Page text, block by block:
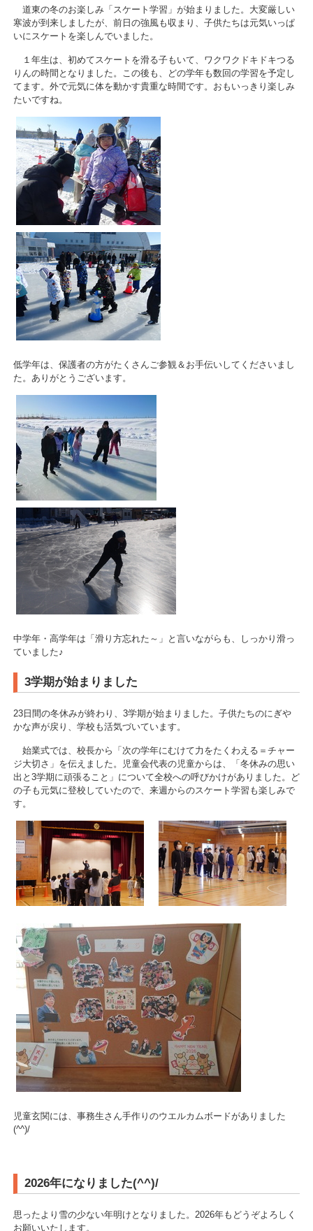
道東の冬のお楽しみ「スケート学習」が始まりました。大変厳しい
寒波が到来しましたが、前日の強風も収まり、子供たちは元気いっぱ
いにスケートを楽しんでいました。
１年生は、初めてスケートを滑る子もいて、ワクワクドキドキつる
りんの時間となりました。この後も、どの学年も数回の学習を予定し
てます。外で元気に体を動かす貴重な時間です。おもいっきり楽しみ
たいですね。
低学年は、保護者の方がたくさんご参観＆お手伝いしてくださいまし
た。ありがとうございます。
中学年・高学年は「滑り方忘れた～」と言いながらも、しっかり滑っ
ていました♪
3学期が始まりました
23日間の冬休みが終わり、3学期が始まりました。子供たちのにぎや
かな声が戻り、学校も活気づいています。
始業式では、校長から「次の学年にむけて力をたくわえる＝チャー
ジ大切さ」を伝えました。児童会代表の児童からは、「冬休みの思い
出と3学期に頑張ること」について全校への呼びかけがありました。ど
の子も元気に登校していたので、来週からのスケート学習も楽しみで
す。
児童玄関には、事務生さん手作りのウエルカムボードがありました
(^^)/
2026年になりました(^^)/
思ったより雪の少ない年明けとなりました。2026年もどうぞよろしく
お願いいたします。